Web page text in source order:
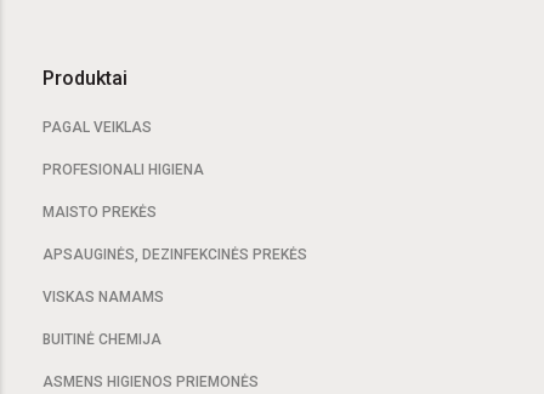
Produktai
PAGAL VEIKLAS
PROFESIONALI HIGIENA
MAISTO PREKĖS
APSAUGINĖS, DEZINFEKCINĖS PREKĖS
VISKAS NAMAMS
BUITINĖ CHEMIJA
ASMENS HIGIENOS PRIEMONĖS